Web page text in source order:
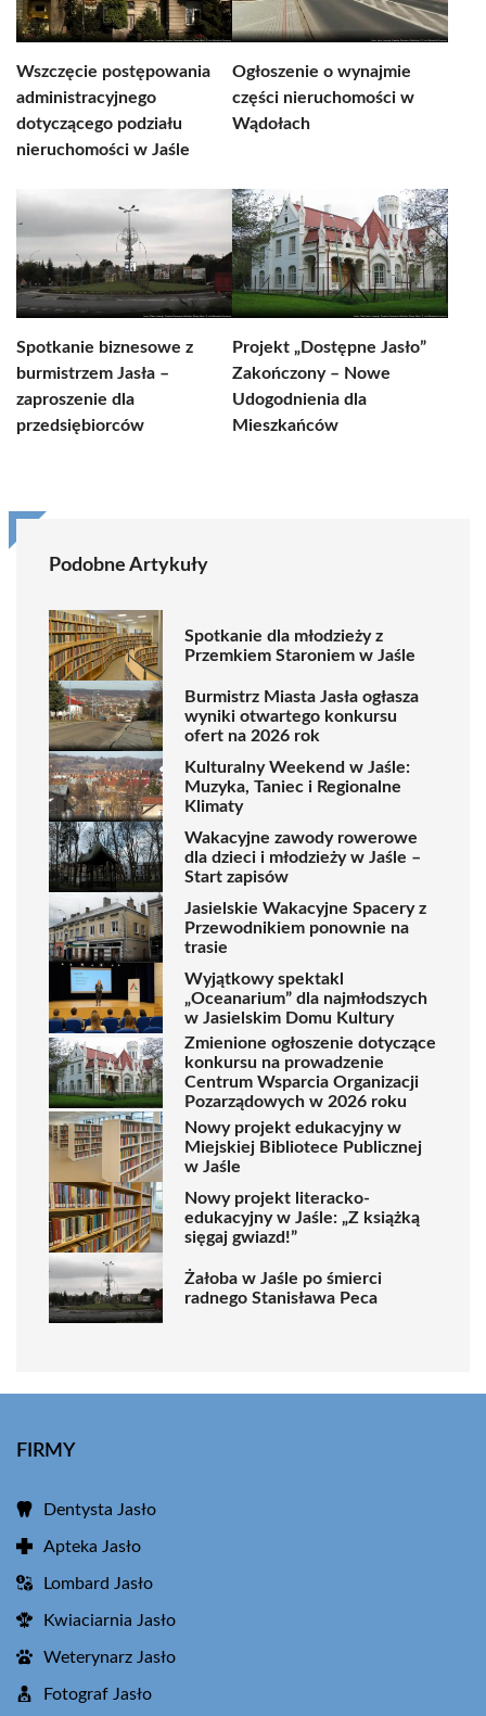
Wszczęcie postępowania
administracyjnego
dotyczącego podziału
nieruchomości w Jaśle
Ogłoszenie o wynajmie
części nieruchomości w
Wądołach
Spotkanie biznesowe z
burmistrzem Jasła –
zaproszenie dla
przedsiębiorców
Projekt „Dostępne Jasło”
Zakończony – Nowe
Udogodnienia dla
Mieszkańców
Podobne Artykuły
Spotkanie dla młodzieży z
Przemkiem Staroniem w Jaśle
Burmistrz Miasta Jasła ogłasza
wyniki otwartego konkursu
ofert na 2026 rok
Kulturalny Weekend w Jaśle:
Muzyka, Taniec i Regionalne
Klimaty
Wakacyjne zawody rowerowe
dla dzieci i młodzieży w Jaśle –
Start zapisów
Jasielskie Wakacyjne Spacery z
Przewodnikiem ponownie na
trasie
Wyjątkowy spektakl
„Oceanarium” dla najmłodszych
w Jasielskim Domu Kultury
Zmienione ogłoszenie dotyczące
konkursu na prowadzenie
Centrum Wsparcia Organizacji
Pozarządowych w 2026 roku
Nowy projekt edukacyjny w
Miejskiej Bibliotece Publicznej
w Jaśle
Nowy projekt literacko-
edukacyjny w Jaśle: „Z książką
sięgaj gwiazd!”
Żałoba w Jaśle po śmierci
radnego Stanisława Peca
FIRMY
Dentysta Jasło
Apteka Jasło
Lombard Jasło
Kwiaciarnia Jasło
Weterynarz Jasło
Fotograf Jasło